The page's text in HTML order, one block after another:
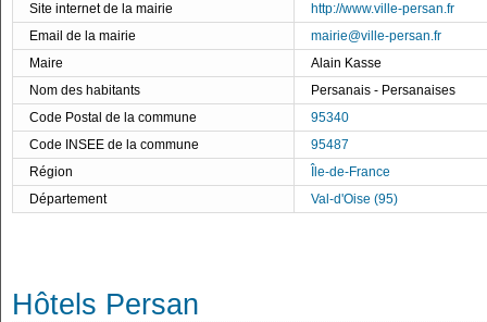
Site internet de la mairie
http://www.ville-persan.fr
Email de la mairie
mairie@ville-persan.fr
Maire
Alain Kasse
Nom des habitants
Persanais - Persanaises
Code Postal de la commune
95340
Code INSEE de la commune
95487
Région
Île-de-France
Département
Val-d'Oise (95)
Hôtels Persan